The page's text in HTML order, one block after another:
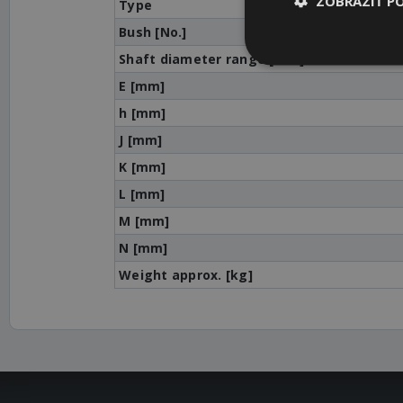
Type
Bush [No.]
Shaft diameter range [mm]
E [mm]
h [mm]
J [mm]
K [mm]
L [mm]
M [mm]
N [mm]
Weight approx. [kg]